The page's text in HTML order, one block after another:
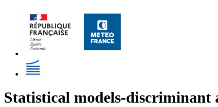
Statistical models-discriminant